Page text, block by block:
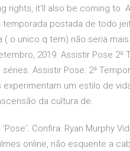
rights, it'll also be coming to
temporada postada de todo
o unico q tem) não seria
2019. Assistir Pose 2ª
Assistir Pose: 2ª
experimentam um estilo de
da cultura de.
Confira: Ryan Murphy
online, não esquente a